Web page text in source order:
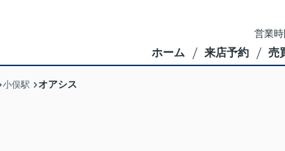
営業
ホーム 来店予約 売
小俣駅 オアシス